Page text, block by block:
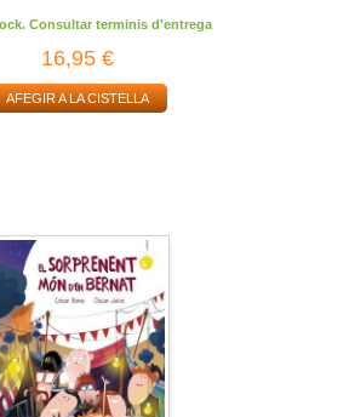
Consultar terminis d'entrega
16,95 €
AFEGIR A LA CISTELLA